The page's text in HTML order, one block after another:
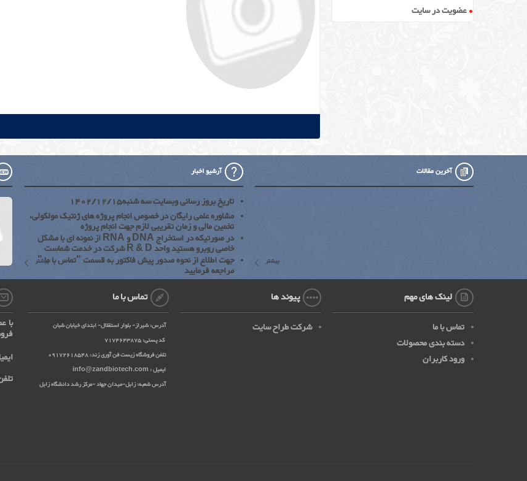
عضویت در سایت
آخرین مقالات
بیشتر
آرشیو اخبار
تاریخ بروز رسانی وبسایت سه شنبه1402/12/15
مشاوره علمی رایگان در خصوص انجام پروژه های ژنتیک مولکولی،
تخمین مالی و زمان تقریبی لازم جهت انجام پروژه
در صورتیکه در استخراج DNA و RNA از نمونه ای با مشکل
خاصی روبرو هستید واحد R & D شرکت در خدمت شماست
جهت اطلاع از نحوه صدور پیش فاکتور به قسمت "تماس با ما "
مراجعه فرمایید
بیشتر
لینک های مهم
تماس با ما
دسته بندی محصولات
ورود کاربران
پیوند ها
شرکت طراح سایت
تماس با ما
آدرس: شیراز- بلوار استقلال- ابتدای خیابان شبان
کد پستی: 7174643875
تلفن فروشگاه زیست فن آوری زند: 09172618548
ایمیل : info@zandbiotech.com
آدرس شعبه: زابل-میدان جهاد -مرکز رشد دانشگاه زابل
با